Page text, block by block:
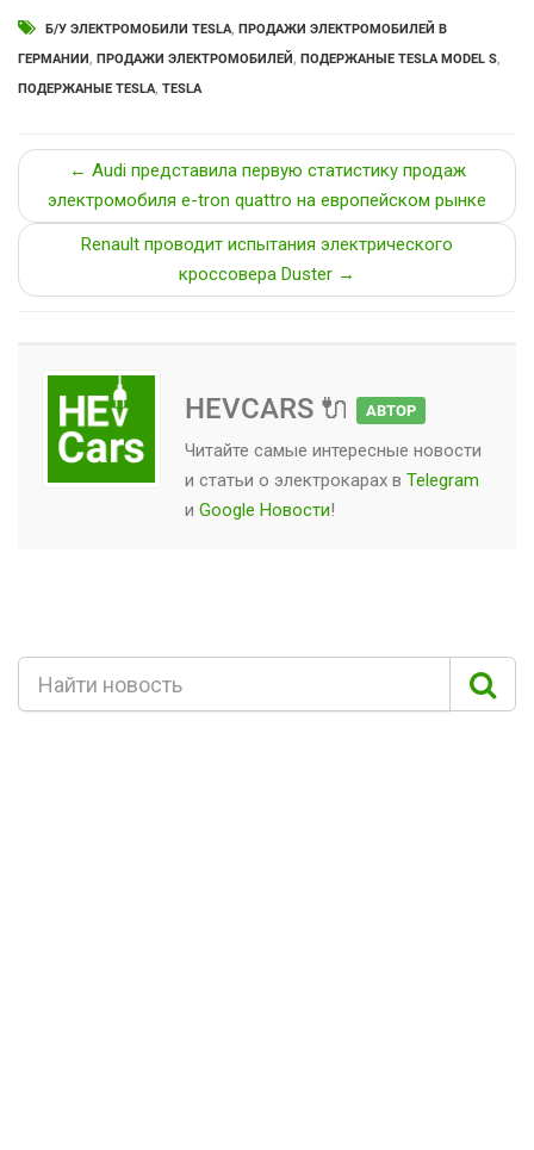
Б/У ЭЛЕКТРОМОБИЛИ TESLA, ПРОДАЖИ ЭЛЕКТРОМОБИЛЕЙ В
ГЕРМАНИИ, ПРОДАЖИ ЭЛЕКТРОМОБИЛЕЙ, ПОДЕРЖАНЫЕ TESLA MODEL S,
ПОДЕРЖАНЫЕ TESLA, TESLA
← Audi представила первую статистику продаж
электромобиля e-tron quattro на европейском рынке
Renault проводит испытания электрического
кроссовера Duster →
HEVCARS 🔌 АВТОР
Читайте самые интересные новости
и статьи о электрокарах в Telegram
и Google Новости!